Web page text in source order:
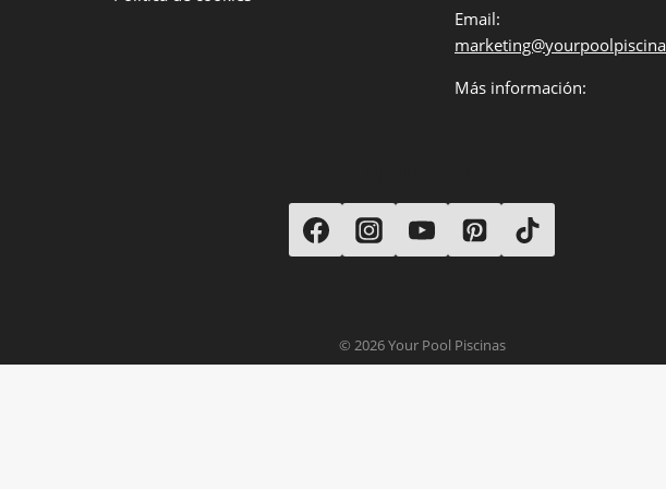
Email:
Más información:
© 2026 Your Pool Piscinas